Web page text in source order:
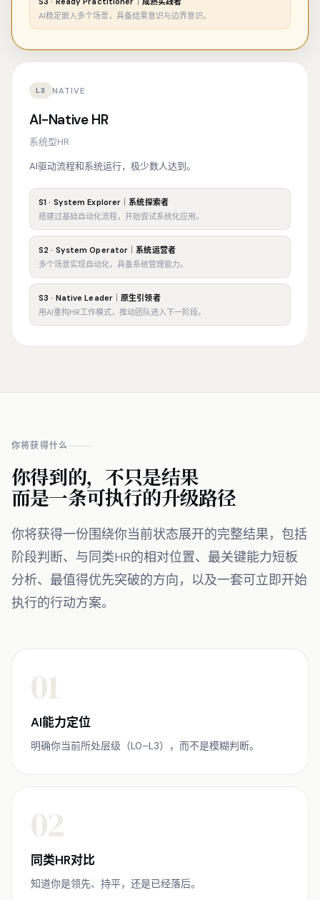
AI稳定嵌入多个场景，具备结果意识与边界意识。
L3 NATIVE
AI-Native HR
系统型HR
AI驱动流程和系统运行，极少数人达到。
S1 · System Explorer｜系统探索者
搭建过基础自动化流程，开始尝试系统化应用。
S2 · System Operator｜系统运营者
多个场景实现自动化，具备系统管理能力。
S3 · Native Leader｜原生引领者
用AI重构HR工作模式，推动团队进入下一阶段。
你将获得什么
你得到的，不只是结果
而是一条可执行的升级路径
你将获得一份围绕你当前状态展开的完整结果，包括
阶段判断、与同类HR的相对位置、最关键能力短板
分析、最值得优先突破的方向，以及一套可立即开始
执行的行动方案。
01
AI能力定位
明确你当前所处层级（L0–L3），而不是模糊判断。
02
同类HR对比
知道你是领先、持平，还是已经落后。